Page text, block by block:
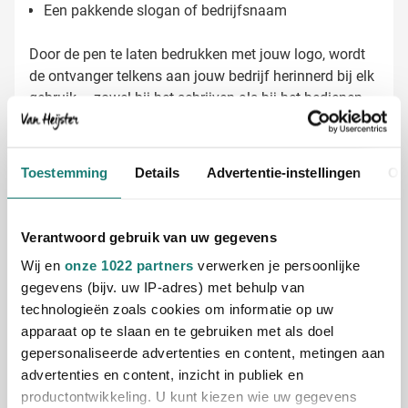
Toestemming Details Advertentie-instellingen
Verantwoord gebruik van uw gegevens
Wij en onze 1022 partners verwerken je persoonlijke
gegevens (bijv. uw IP-adres) met behulp van
technologieën zoals cookies om informatie op uw
apparaat op te slaan en te gebruiken met als doel
gepersonaliseerde advertenties en content, metingen aan
advertenties en content, inzicht in publiek en
productontwikkeling. U kunt kiezen wie uw gegevens
Een pakkende slogan of bedrijfsnaam
Door de pen te laten bedrukken met jouw logo, wordt
de ontvanger telkens aan jouw bedrijf herinnerd bij elk
gebruik – zowel bij het schrijven als bij het bedienen
van een smartphone of tablet.
Gratis digitaal voorbeeld van je bedrukte
Pen Pro? Vraag een gratis digitaal voorbeeld aan en
kom niet voor verrassingen te staan. Met 45 jaar
ervaring in relatiegeschenken zorgen we voor een
perfecte bedrukking. Neem vandaag nog contact op
voor een offerte op maat!
Lees meer
Specificaties
Productnummer
7594